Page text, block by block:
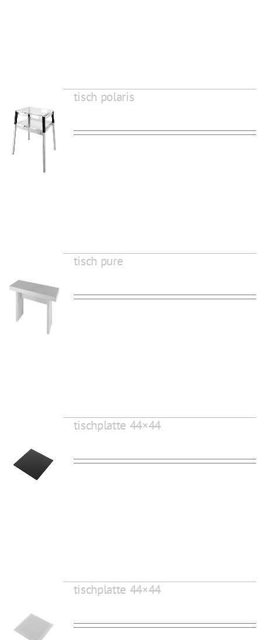
tisch polaris
tisch pure
tischplatte 44×44
tischplatte 44×44